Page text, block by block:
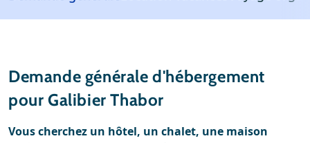
Météo
Location de ski
Demande générale d'hébergement
pour Galibier Thabor
Vous cherchez un hôtel, un chalet, une maison